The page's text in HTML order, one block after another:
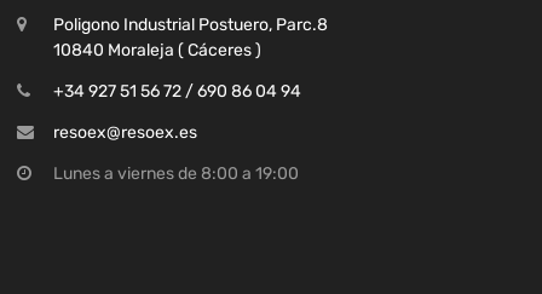
Poligono Industrial Postuero, Parc.8
10840 Moraleja ( Cáceres )
+34 927 51 56 72 / 690 86 04 94
resoex@resoex.es
Lunes a viernes de 8:00 a 19:00